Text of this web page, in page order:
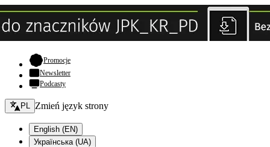
Promocje- otwiera się w nowej karcie
Newsletter
Podcasty
Zmień język - bieżący:
PL Zmień język strony
English (EN)
Українська (UA)